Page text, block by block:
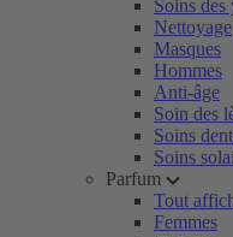
Soins des
Nettoyage
Masques
Hommes
Anti-âge
Soin des
Soins
Soins
Parfum
Tout
Femmes